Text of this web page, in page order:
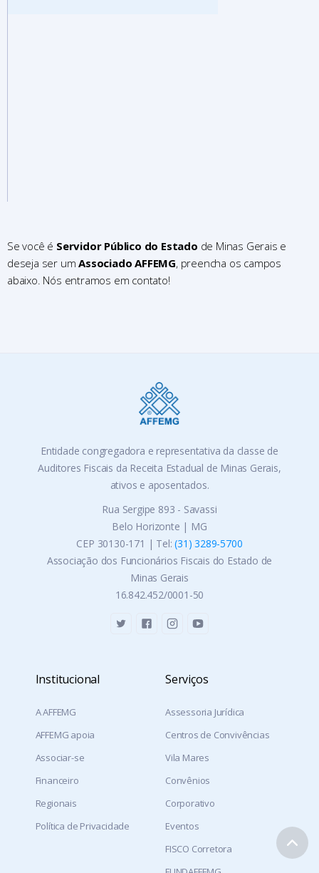
Se você é Servidor Público do Estado de Minas Gerais e
deseja ser umAssociado AFFEMG, preencha os campos
abaixo. Nós entramos em contato!
Entidade congregadora e representativa da classe de
Auditores Fiscais da Receita Estadual de Minas Gerais,
ativos e aposentados.
Rua Sergipe 893 - Savassi
Belo Horizonte | MG
CEP 30130-171 | Tel:(31) 3289-5700
Associação dos Funcionários Fiscais do Estado de
Minas Gerais
16.842.452/0001-50
Institucional
A AFFEMG
AFFEMG apoia
Associar-se
Financeiro
Regionais
Política de Privacidade
Serviços
Assessoria Jurídica
Centros de Convivências
Vila Mares
Convênios
Corporativo
Eventos
FISCO Corretora